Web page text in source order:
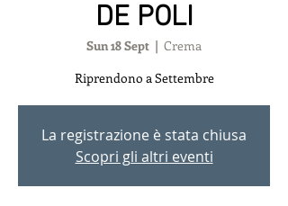
DE POLI
Sun 18 Sept
  |
Crema
Riprendono a Settembre
La registrazione è stata chiusa
Scopri gli altri eventi